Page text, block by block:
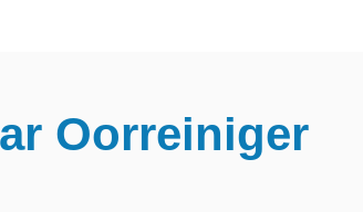
Oorreiniger